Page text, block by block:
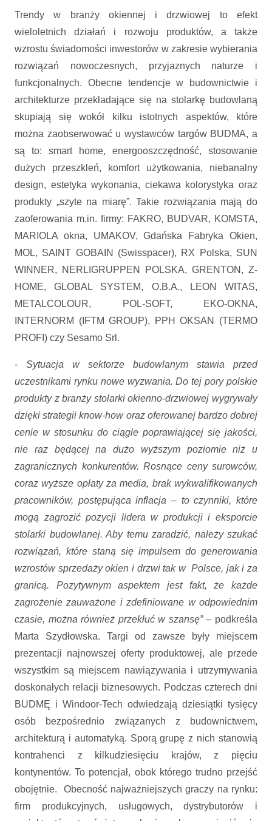
Trendy w branży okiennej i drzwiowej to efekt
wieloletnich działań i rozwoju produktów, a także
wzrostu świadomości inwestorów w zakresie wybierania
rozwiązań nowoczesnych, przyjaznych naturze i
funkcjonalnych. Obecne tendencje w budownictwie i
architekturze przekładające się na stolarkę budowlaną
skupiają się wokół kilku istotnych aspektów, które
można zaobserwować u wystawców targów BUDMA, a
są to: smart home, energooszczędność, stosowanie
dużych przeszkleń, komfort użytkowania, niebanalny
design, estetyka wykonania, ciekawa kolorystyka oraz
produkty „szyte na miarę”. Takie rozwiązania mają do
zaoferowania m.in. firmy: FAKRO, BUDVAR, KOMSTA,
MARIOLA okna, UMAKOV, Gdańska Fabryka Okien,
MOL, SAINT GOBAIN (Swisspacer), RX Polska, SUN
WINNER, NERLIGRUPPEN POLSKA, GRENTON, Z-
HOME, GLOBAL SYSTEM, O.B.A., LEON WITAS,
METALCOLOUR, POL-SOFT, EKO-OKNA,
INTERNORM (IFTM GROUP), PPH OKSAN (TERMO
PROFI) czy Sesamo Srl.
- Sytuacja w sektorze budowlanym stawia przed
uczestnikami rynku nowe wyzwania. Do tej pory polskie
produkty z branży stolarki okienno-drzwiowej wygrywały
dzięki strategii know-how oraz oferowanej bardzo dobrej
cenie w stosunku do ciągle poprawiającej się jakości,
nie raz będącej na dużo wyższym poziomie niż u
zagranicznych konkurentów. Rosnące ceny surowców,
coraz wyższe opłaty za media, brak wykwalifikowanych
pracowników, postępująca inflacja – to czynniki, które
mogą zagrozić pozycji lidera w produkcji i eksporcie
stolarki budowlanej. Aby temu zaradzić, należy szukać
rozwiązań, które staną się impulsem do generowania
wzrostów sprzedaży okien i drzwi tak w Polsce, jak i za
granicą. Pozytywnym aspektem jest fakt, że każde
zagrożenie zauważone i zdefiniowane w odpowiednim
czasie, można również przekłuć w szansę”– podkreśla
Marta Szydłowska. Targi od zawsze były miejscem
prezentacji najnowszej oferty produktowej, ale przede
wszystkim są miejscem nawiązywania i utrzymywania
doskonałych relacji biznesowych. Podczas czterech dni
BUDMĘ i Windoor-Tech odwiedzają dziesiątki tysięcy
osób bezpośrednio związanych z budownictwem,
architekturą i automatyką. Sporą grupę z nich stanowią
kontrahenci z kilkudziesięciu krajów, z pięciu
kontynentów. To potencjał, obok którego trudno przejść
obojętnie. Obecność najważniejszych graczy na rynku:
firm produkcyjnych, usługowych, dystrybutorów i